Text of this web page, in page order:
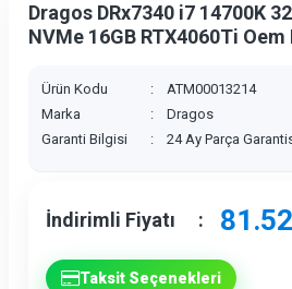
Dragos DRx7340 i7 14700K
NVMe 16GB RTX4060Ti Oem
Ürün Kodu :
ATM00013214
Marka
:
Dragos
Garanti Bilgisi
: 24 Ay Parça
İndirimli Fiyatı :
Taksit Seçenekleri